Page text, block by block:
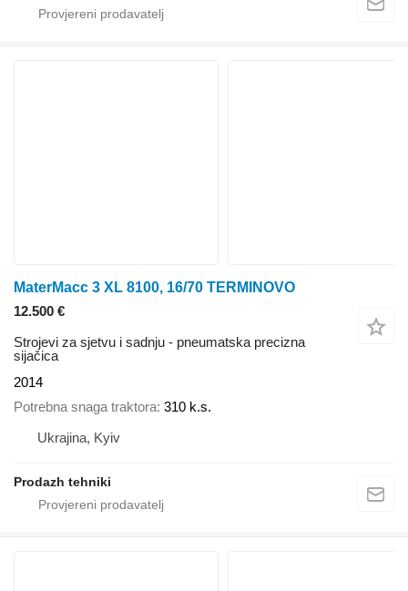
MaterMacc 3 XL 8100, 16/70 TERMINOVO
12.500 €
Strojevi za sjetvu i sadnju - pneumatska precizna
sijačica
2014
Potrebna snaga traktora 310 k.s.
Ukrajina, Kyiv
Prodazh tehniki